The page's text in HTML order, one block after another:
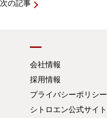
次の記事
会社情報
採用情報
プライバシーポリシー
シトロエン公式サイト